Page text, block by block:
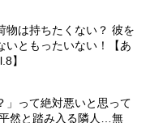
物は持ちたくない？ 彼を
いともったいない！【あ
】
」って絶対悪いと思って
然と踏み入る隣人…無